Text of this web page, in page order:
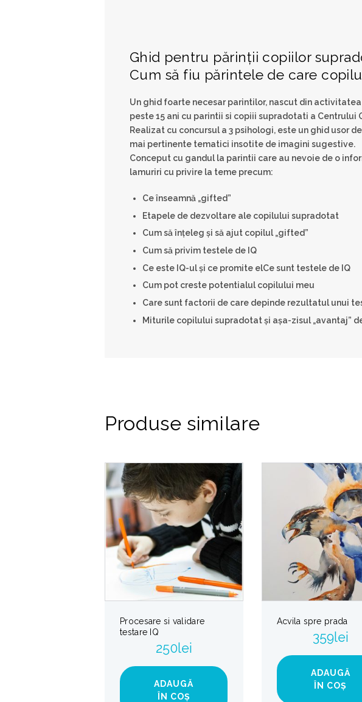
Ghid pentru părinții copiilor
Cum să fiu părintele de care
Un ghid foarte necesar parintilor, nascut din
peste 15 ani cu parintii si copiii supradotati a Centrului
Realizat cu concursul a 3 psihologi, este un ghid usor
mai pertinente tematici insotite de imagini sugestive.
Conceput cu gandul la parintii care au nevoie de o
lamuriri cu privire la teme precum:
Ce înseamnă „gifted”
Etapele de dezvoltare ale copilului supradotat
Cum să înțeleg și să ajut copilul „gifted”
Cum să privim testele de IQ
Ce este IQ-ul și ce promite elCe sunt testele de IQ
Cum pot creste potentialul copilului meu
Care sunt factorii de care depinde rezultatul unui
Miturile copilului supradotat şi aşa-zisul „avantaj”
Produse similare
Procesare si validare
testare IQ
250lei
ADAUGĂ
ÎN COȘ
Acvila spre prada
359lei
ADAUGĂ
ÎN COȘ